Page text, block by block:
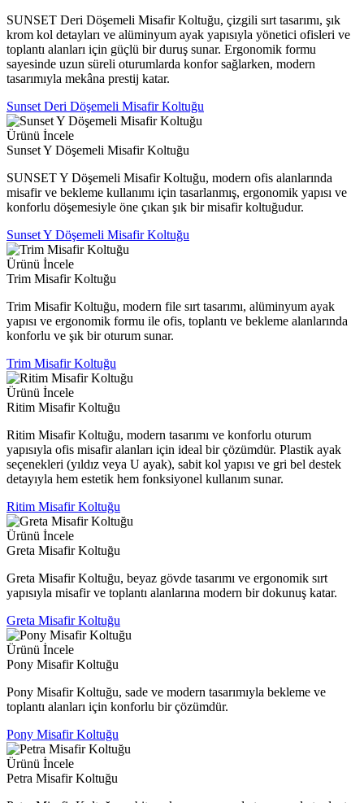
SUNSET Deri Döşemeli Misafir Koltuğu, çizgili sırt tasarımı, şık
krom kol detayları ve alüminyum ayak yapısıyla yönetici ofisleri ve
toplantı alanları için güçlü bir duruş sunar. Ergonomik formu
sayesinde uzun süreli oturumlarda konfor sağlarken, modern
tasarımıyla mekâna prestij katar.
Sunset Deri Döşemeli Misafir Koltuğu
Ürünü İncele
Sunset Y Döşemeli Misafir Koltuğu
SUNSET Y Döşemeli Misafir Koltuğu, modern ofis alanlarında
misafir ve bekleme kullanımı için tasarlanmış, ergonomik yapısı ve
konforlu döşemesiyle öne çıkan şık bir misafir koltuğudur.
Sunset Y Döşemeli Misafir Koltuğu
Ürünü İncele
Trim Misafir Koltuğu
Trim Misafir Koltuğu, modern file sırt tasarımı, alüminyum ayak
yapısı ve ergonomik formu ile ofis, toplantı ve bekleme alanlarında
konforlu ve şık bir oturum sunar.
Trim Misafir Koltuğu
Ürünü İncele
Ritim Misafir Koltuğu
Ritim Misafir Koltuğu, modern tasarımı ve konforlu oturum
yapısıyla ofis misafir alanları için ideal bir çözümdür. Plastik ayak
seçenekleri (yıldız veya U ayak), sabit kol yapısı ve gri bel destek
detayıyla hem estetik hem fonksiyonel kullanım sunar.
Ritim Misafir Koltuğu
Ürünü İncele
Greta Misafir Koltuğu
Greta Misafir Koltuğu, beyaz gövde tasarımı ve ergonomik sırt
yapısıyla misafir ve toplantı alanlarına modern bir dokunuş katar.
Greta Misafir Koltuğu
Ürünü İncele
Pony Misafir Koltuğu
Pony Misafir Koltuğu, sade ve modern tasarımıyla bekleme ve
toplantı alanları için konforlu bir çözümdür.
Pony Misafir Koltuğu
Ürünü İncele
Petra Misafir Koltuğu